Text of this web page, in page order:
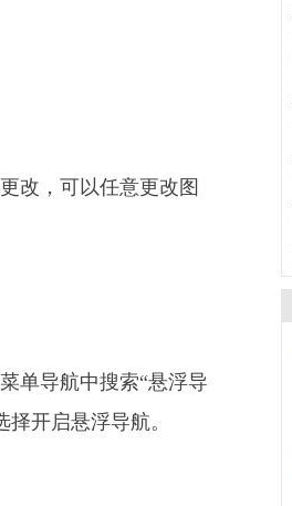
改，可以任意更改图
单导航中搜索“悬浮导
开启悬浮导航。